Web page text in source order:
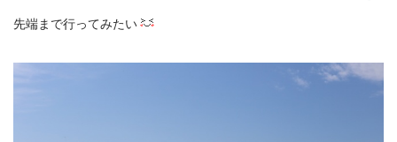
先端まで行ってみたい